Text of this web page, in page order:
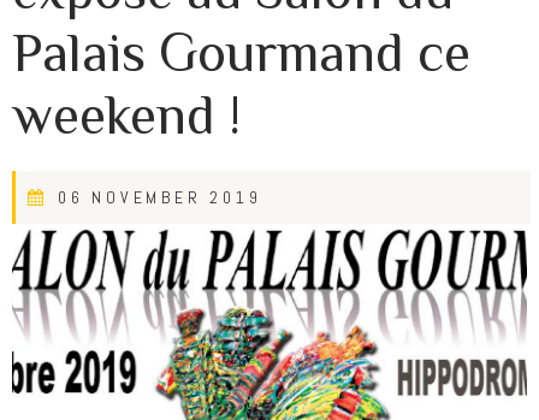
Palais Gourmand ce
weekend !
06 NOVEMBER 2019